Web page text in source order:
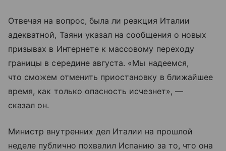
Отвечая на вопрос, была ли реакция Италии
адекватной, Таяни указал на сообщения о новых
призывах в Интернете к массовому переходу
границы в середине августа. «Мы надеемся,
что сможем отменить приостановку в ближайшее
время, как только опасность исчезнет», —
сказал он.
Министр внутренних дел Италии на прошлой
неделе публично похвалил Испанию за то, что она